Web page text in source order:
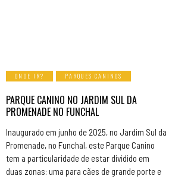
ONDE IR? PARQUES CANINOS
PARQUE CANINO NO JARDIM SUL DA
PROMENADE NO FUNCHAL
Inaugurado em junho de 2025, no Jardim Sul da
Promenade, no Funchal, este Parque Canino
tem a particularidade de estar dividido em
duas zonas: uma para cães de grande porte e